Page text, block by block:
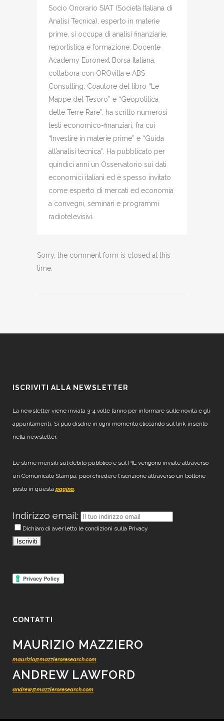
Socio Onorario SIAT (Società Italiana di
Analisi Tecnica), esperto in materie
prime, si occupa di analisi finanziarie,
reportistica e formazione. Docente
Academy Euronext Borsa Italiana,
collabora con OROvilla e ABS
Consulting. Coautore del libro “Le
Mappe del Tesoro” e “Geopolitica
delle Terre Rare”, ha scritto numerosi
testi economico-finanziari, fra cui
“Investire in materie prime” e “Guida
all’analisi tecnica”. Ha pubblicato per
quindici anni un Osservatorio sui dati
economici italiani ed è spesso invitato
come esperto di mercati ed economia
a convegni, seminari e programmi
radiotelevisivi.
Sorry, the comment form is closed at this
time.
ISCRIVITI ALLA NEWSLETTER
La newsletter viene inviata 3-4 volte l’anno per informare sulle novità e gli
appuntamenti. Si può disdire in ogni momento cliccando sul link inserito
nella newsletter.
Le stime mensili sul debito pubblico e sul PIL vengono inviate attraverso
un Comunicato Stampa, puoi chiedere l’iscrizione attraverso un bottone
posto in questa pagina.
Indirizzo email:
Dichiaro di aver letto le condizioni sulla Privacy
CONTATTI
MAURIZIO MAZZIERO
maurizio@mazzieroresearch.com
ANDREW LAWFORD
andrew@mazzieroresearch.com